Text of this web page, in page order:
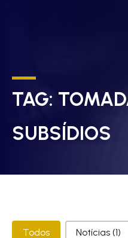
TAG:
SUBSÍDIOS
Categorias
Todos Notícias (1)